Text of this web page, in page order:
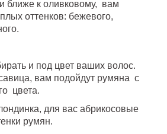
ближе к оливковому, вам
оттенков: бежевого,
и под цвет ваших волос.
вам подойдут румяна с
цвета.
для вас абрикосовые
румян.